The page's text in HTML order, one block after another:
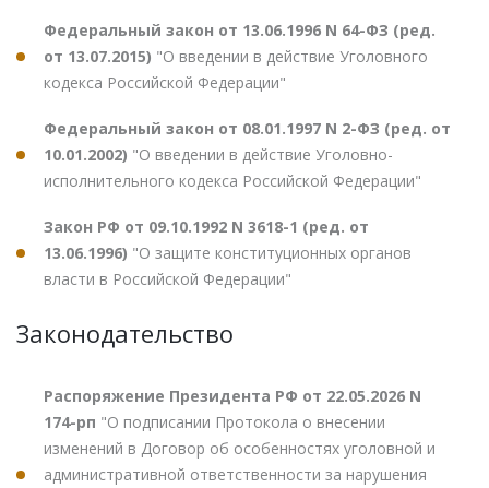
Федеральный закон от 13.06.1996 N 64-ФЗ (ред.
от 13.07.2015) "О введении в действие Уголовного
кодекса Российской Федерации"
Федеральный закон от 08.01.1997 N 2-ФЗ (ред. от
10.01.2002) "О введении в действие Уголовно-
исполнительного кодекса Российской Федерации"
Закон РФ от 09.10.1992 N 3618-1 (ред. от
13.06.1996) "О защите конституционных органов
власти в Российской Федерации"
Законодательство
Распоряжение Президента РФ от 22.05.2026 N
174-рп "О подписании Протокола о внесении
изменений в Договор об особенностях уголовной и
административной ответственности за нарушения